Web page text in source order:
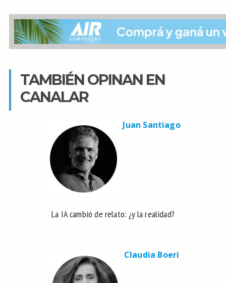
TAMBIÉN OPINAN EN
CANALAR
Juan Santiago
La IA cambió de relato: ¿y la realidad?
Claudia Boeri